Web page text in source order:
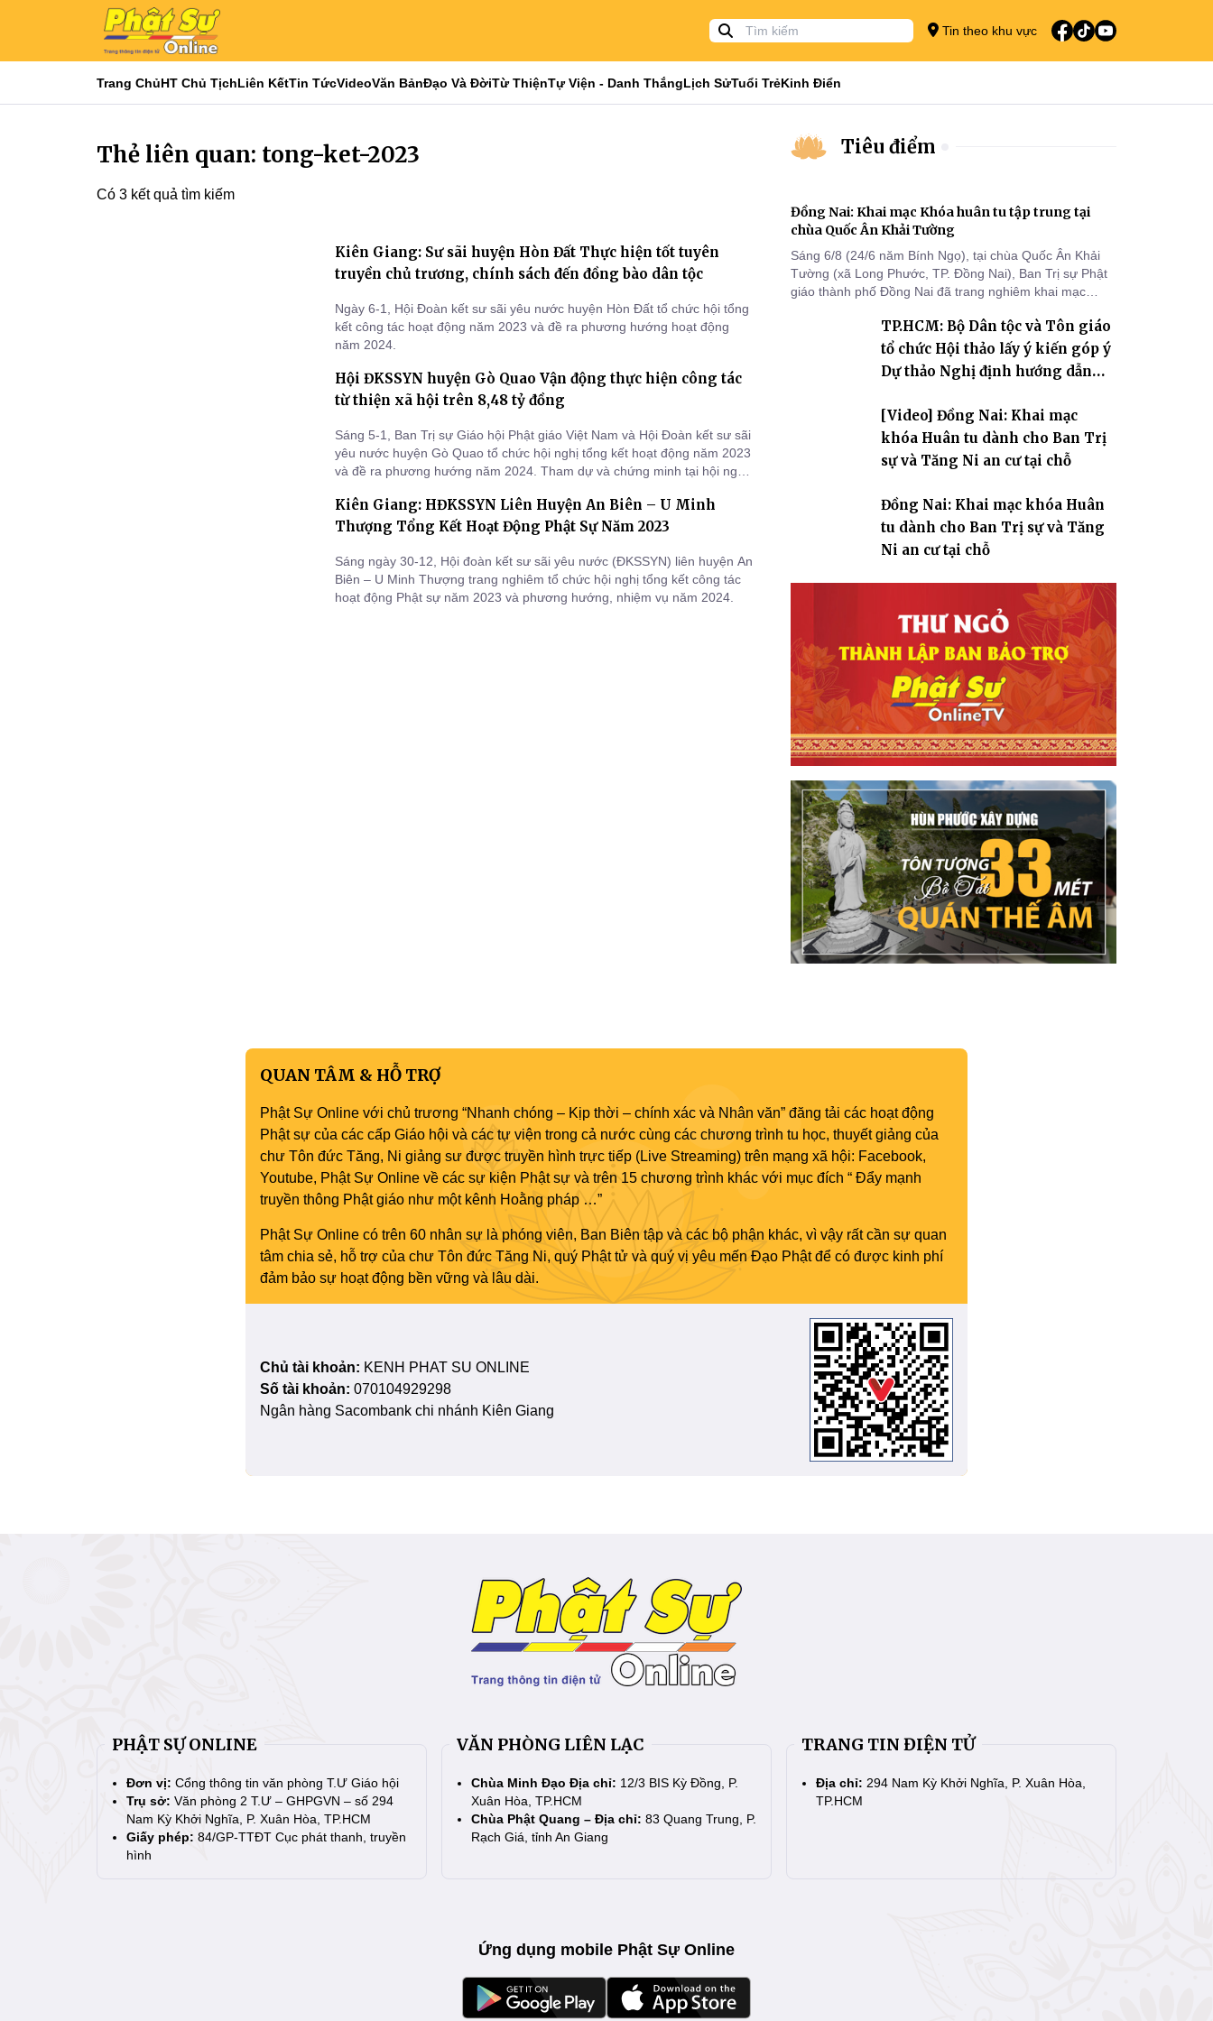
Tin theo khu vực
Trang ChủHT Chủ TịchLiên KếtTin TứcVideoVăn BảnĐạo Và ĐờiTừ ThiệnTự Viện - Danh ThắngLịch SửTuổi TrẻKinh Điển
Thẻ liên quan: tong-ket-2023
Có 3 kết quả tìm kiếm
Kiên Giang: Sư sãi huyện Hòn Đất Thực hiện tốt tuyên
truyền chủ trương, chính sách đến đồng bào dân tộc
Ngày 6-1, Hội Đoàn kết sư sãi yêu nước huyện Hòn Đất tổ chức hội tổng
kết công tác hoạt động năm 2023 và đề ra phương hướng hoạt động
năm 2024.
Hội ĐKSSYN huyện Gò Quao Vận động thực hiện công tác
từ thiện xã hội trên 8,48 tỷ đồng
Sáng 5-1, Ban Trị sự Giáo hội Phật giáo Việt Nam và Hội Đoàn kết sư sãi
yêu nước huyện Gò Quao tổ chức hội nghị tổng kết hoạt động năm 2023
và đề ra phương hướng năm 2024. Tham dự và chứng minh tại hội nghị
GHPGVN tỉnh, Chủ tịch Hội ĐKSSYN tỉnh Kiên Giang; HT. Lý Long Công
Danh, TT. Da
Kiên Giang: HĐKSSYN Liên Huyện An Biên – U Minh
Thượng Tổng Kết Hoạt Động Phật Sự Năm 2023
Sáng ngày 30-12, Hội đoàn kết sư sãi yêu nước (ĐKSSYN) liên huyện An
Biên – U Minh Thượng trang nghiêm tổ chức hội nghị tổng kết công tác
hoạt động Phật sự năm 2023 và phương hướng, nhiệm vụ năm 2024.
Tiêu điểm
Đồng Nai: Khai mạc Khóa huân tu tập trung tại
chùa Quốc Ân Khải Tường
Sáng 6/8 (24/6 năm Bính Ngọ), tại chùa Quốc Ân Khải
Tường (xã Long Phước, TP. Đồng Nai), Ban Trị sự Phật
giáo thành phố Đồng Nai đã trang nghiêm khai mạc
2570 dành cho chư Tăng hành giả an cư tại chỗ khu vực
VII, VIII và trường hạ chùa Quốc Ân Khải Tường.
TP.HCM: Bộ Dân tộc và Tôn giáo
tổ chức Hội thảo lấy ý kiến góp ý
Dự thảo Nghị định hướng dẫn
giáo
[Video] Đồng Nai: Khai mạc
khóa Huân tu dành cho Ban Trị
sự và Tăng Ni an cư tại chỗ
Đồng Nai: Khai mạc khóa Huân
tu dành cho Ban Trị sự và Tăng
Ni an cư tại chỗ
QUAN TÂM & HỖ TRỢ
Phật Sự Online với chủ trương “Nhanh chóng – Kịp thời – chính xác và Nhân văn” đăng tải các hoạt động
Phật sự của các cấp Giáo hội và các tự viện trong cả nước cùng các chương trình tu học, thuyết giảng của
chư Tôn đức Tăng, Ni giảng sư được truyền hình trực tiếp (Live Streaming) trên mạng xã hội: Facebook,
Youtube, Phật Sự Online về các sự kiện Phật sự và trên 15 chương trình khác với mục đích “ Đẩy mạnh
truyền thông Phật giáo như một kênh Hoằng pháp …”
Phật Sự Online có trên 60 nhân sự là phóng viên, Ban Biên tập và các bộ phận khác, vì vậy rất cần sự quan
tâm chia sẻ, hỗ trợ của chư Tôn đức Tăng Ni, quý Phật tử và quý vị yêu mến Đạo Phật để có được kinh phí
đảm bảo sự hoạt động bền vững và lâu dài.
Chủ tài khoản: KENH PHAT SU ONLINE
Số tài khoản: 070104929298
Ngân hàng Sacombank chi nhánh Kiên Giang
PHẬT SỰ ONLINE
Đơn vị: Cổng thông tin văn phòng T.Ư Giáo hội
Trụ sở: Văn phòng 2 T.Ư – GHPGVN – số 294
Nam Kỳ Khởi Nghĩa, P. Xuân Hòa, TP.HCM
Giấy phép: 84/GP-TTĐT Cục phát thanh, truyền
hình
VĂN PHÒNG LIÊN LẠC
Chùa Minh Đạo Địa chỉ: 12/3 BIS Kỳ Đồng, P.
Xuân Hòa, TP.HCM
Chùa Phật Quang – Địa chỉ: 83 Quang Trung, P.
Rạch Giá, tỉnh An Giang
TRANG TIN ĐIỆN TỬ
Địa chỉ: 294 Nam Kỳ Khởi Nghĩa, P. Xuân Hòa,
TP.HCM
Ứng dụng mobile Phật Sự Online